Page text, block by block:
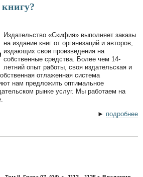
Издательство «Скифия» выполняет заказы
на издание книг от организаций и авторов,
издающих свои произведения на
собственные средства. Более чем 14-
летний опыт работы, своя издательская и
отлаженная система
нам предложить оптимальное
рынке услуг. Мы работаем на
► подробнее